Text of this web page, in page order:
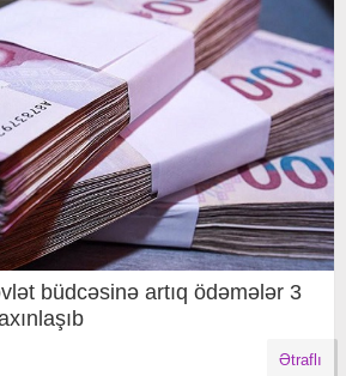
büdcəsinə artıq ödəmələr 3
Ətraflı